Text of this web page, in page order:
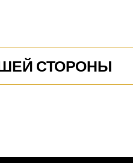
СТОРОНЫ